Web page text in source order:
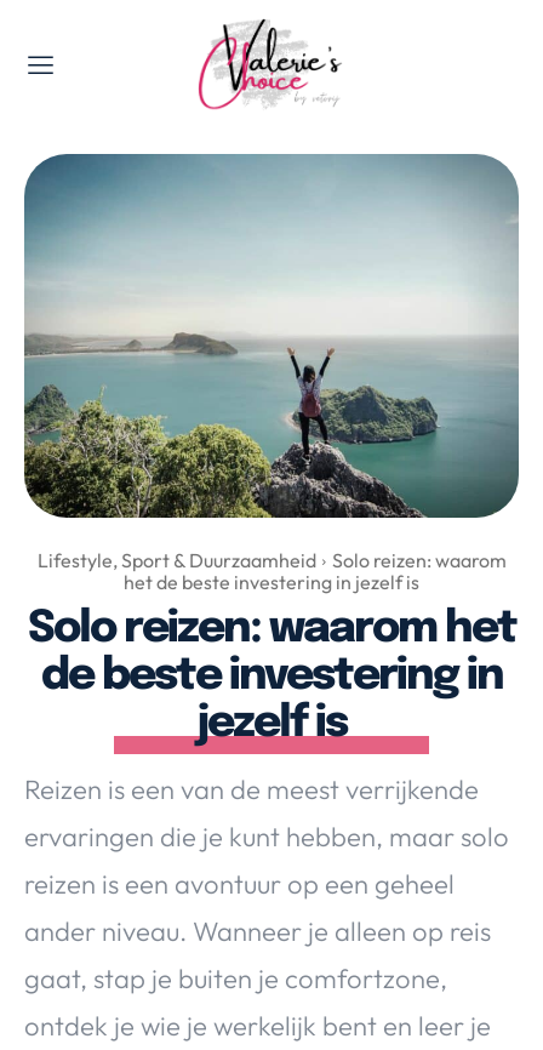
Valerie's Topics
Travel & Culture
Top 5 van Valerie
Health & Beauty
Huis & Tuin
Nieuws & Media
Over Valerie
De Top 5
Contact
VALERIE'S CHOICE
Food & Drinks Health & Beauty Gadgets
Lifestyle, Sport & Duurzaamheid
Solo reizen: waarom
het de beste investering in jezelf is
Solo reizen: waarom het
de beste investering in
jezelf is
Reizen is een van de meest verrijkende
ervaringen die je kunt hebben, maar solo
reizen is een avontuur op een geheel
ander niveau. Wanneer je alleen op reis
gaat, stap je buiten je comfortzone,
ontdek je wie je werkelijk bent en leer je